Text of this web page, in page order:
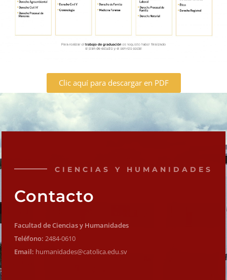
Clic aquí para descargar en PDF
CIENCIAS Y HUMANIDADES
Contacto
Facultad de Ciencias y Humanidades
Teléfono: 2484-0610
Email: humanidades@catolica.edu.sv